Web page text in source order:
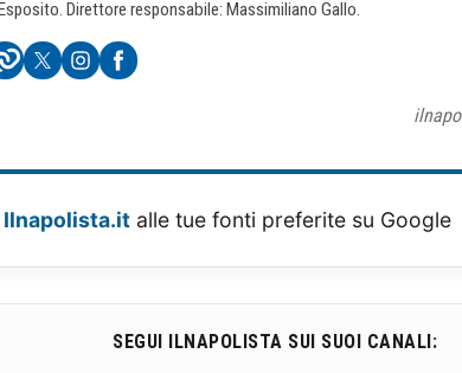
Direttore responsabile: Massimiliano Gallo.
Ilnapolista.it alle tue fonti preferite su Google
SEGUI ILNAPOLISTA SUI SUOI CANALI: